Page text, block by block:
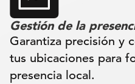
Gestión de la
Garantiza precisión y
tus ubicaciones para
presencia local.